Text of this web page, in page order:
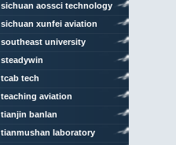
sichuan aossci technology
sichuan xunfei aviation
engineering
southeast university
steadywin
tcab tech
teaching aviation
technologies
tianjin banlan
tianmushan laboratory